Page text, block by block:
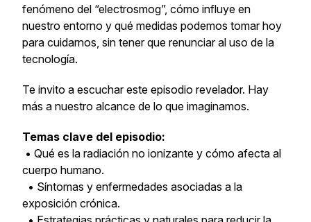
fenómeno del “electrosmog”, cómo influye en
nuestro entorno y qué medidas podemos tomar hoy
para cuidarnos, sin tener que renunciar al uso de la
tecnología.
Te invito a escuchar este episodio revelador. Hay
más a nuestro alcance de lo que imaginamos.
Temas clave del episodio:
• Qué es la radiación no ionizante y cómo afecta al
cuerpo humano.
• Síntomas y enfermedades asociadas a la
exposición crónica.